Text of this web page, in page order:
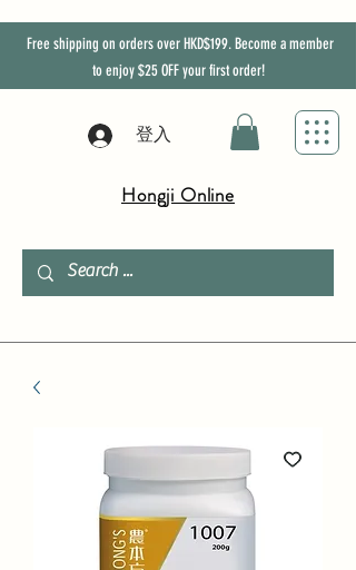
Free shipping on orders over HKD$199. Become a member
to enjoy$25 OFFyour first order!
登入
Hongji Online